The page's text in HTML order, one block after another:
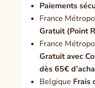
Paiements
France
Gratuit (Point
France
Gratuit avec
dès 65€
Belgique Frais